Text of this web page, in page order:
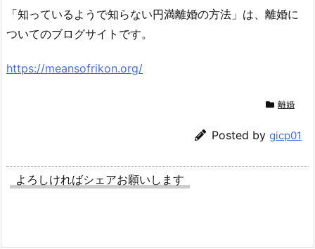
「知っているようで知らない円満離婚の方法」は、離婚に
ついてのブログサイトです。
https://meansofrikon.org/
離婚
Posted by gicp01
よろしければシェアお願いします